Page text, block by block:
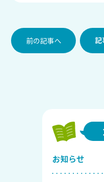
前の記事へ 記
お知らせ